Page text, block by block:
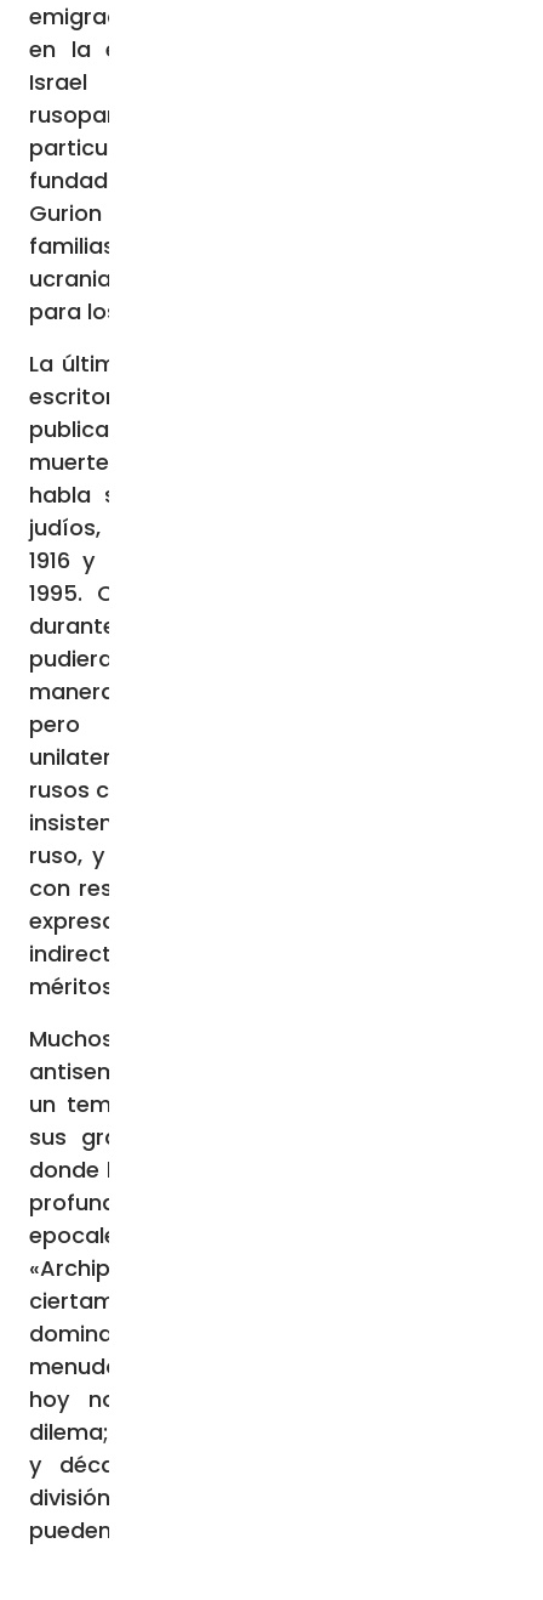
emigración de Moscú hacia Tel Aviv incluso
en la época soviética, que convierten a
Israel en uno de los países más
rusoparlantes del mundo, una expresión
particular del «mundo ruso». Los padres
fundadores del Israel moderno, desde Ben
Gurion hasta Netanyahu, provienen de
familias en las que se habla polaco, ruso o
ucraniano, y el ruso resulta familiar incluso
para los taxistas árabes de Jerusalén.
La última obra literaria del gran disidente y
escritor soviético Aleksandr Solzhenitsyn,
publicada en 2001 pocos años antes de su
muerte, se titula «Doscientos años juntos» y
habla sobre la convivencia entre rusos y
judíos, que describió en dos etapas, 1795-
1916 y luego en los años soviéticos, 1917-
1995. Como dice en el prefacio, «busqué
durante mucho tiempo a alguien que
pudiera explicar detalladamente y de
manera equilibrada esta relación tan difícil,
pero siempre encontré opiniones
unilaterales. Por un lado, la culpa de los
rusos con respecto a los judíos, con toda la
insistencia en la degradación del pueblo
ruso, y por el otro las culpas de los judíos
con respecto a los rusos; en ambos casos
expresadas ​​de manera apasionada e
indirecta, sin intentar siquiera ver qué
méritos se deben atribuir a unos u otros».
Muchos acusaron al mismo Solzhenitsyn de
antisemitismo, y de haber incursionado en
un tema histórico muy oscuro, alejado de
sus grandes visiones de «La rueda roja»
donde había intentado explicar las razones
profundas de la revolución y los cambios
epocales del siglo XX. El autor del
«Archipiélago Gulag» no estaba
ciertamente alineado con los pensamientos
dominantes en Oriente u Occidente, pero a
menudo sus visiones han sido proféticas:
hoy nos enfrentamos una vez más al
dilema; después de «siglos de estar juntos»
y décadas de ilusiones, volvemos a la
división y a la guerra, cuyas razones no se
pueden comprender.